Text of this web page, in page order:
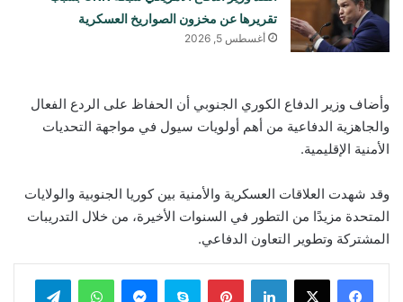
تقريرها عن مخزون الصواريخ العسكرية
أغسطس 5, 2026
وأضاف وزير الدفاع الكوري الجنوبي أن الحفاظ على الردع الفعال
والجاهزية الدفاعية من أهم أولويات سيول في مواجهة التحديات
الأمنية الإقليمية.
وقد شهدت العلاقات العسكرية والأمنية بين كوريا الجنوبية والولايات
المتحدة مزيدًا من التطور في السنوات الأخيرة، من خلال التدريبات
المشتركة وتطوير التعاون الدفاعي.
لينكدإن بينتيريستسكايب ماسنجر واتساب تيلقرام